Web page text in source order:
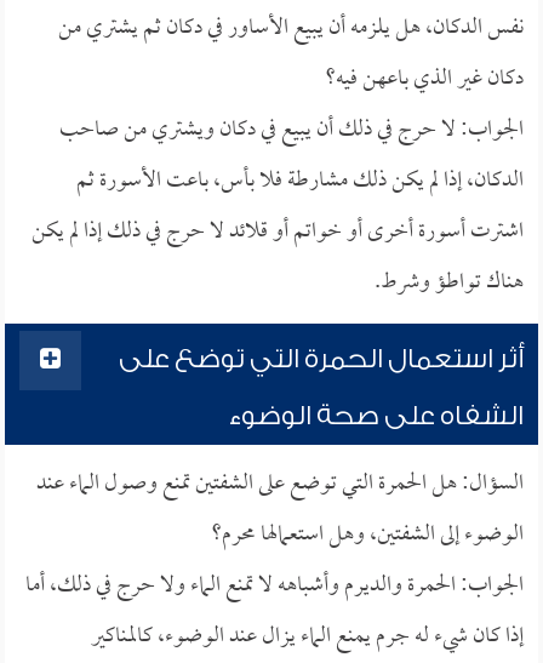
نفس الدكان، هل يلزمه أن يبيع الأساور في دكان ثم يشتري من
دكان غير الذي باعهن فيه؟
الجواب: لا حرج في ذلك أن يبيع في دكان ويشتري من صاحب
الدكان، إذا لم يكن ذلك مشارطة فلا بأس، باعت الأسورة ثم
اشترت أسورة أخرى أو خواتم أو قلائد لا حرج في ذلك إذا لم يكن
هناك تواطؤ وشرط.
أثر استعمال الحمرة التي توضع على
الشفاه على صحة الوضوء
السؤال: هل الحمرة التي توضع على الشفتين تمنع وصول الماء عند
الوضوء إلى الشفتين، وهل استعمالها محرم؟
الجواب: الحمرة والديرم وأشباهه لا تمنع الماء ولا حرج في ذلك، أما
إذا كان شيء له جرم يمنع الماء يزال عند الوضوء، كالمناكير